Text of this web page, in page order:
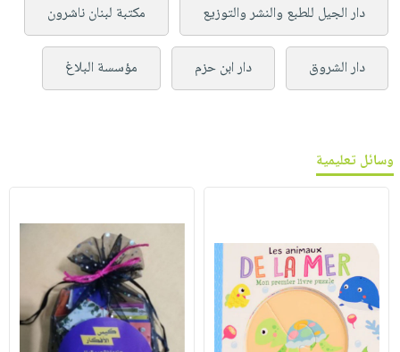
دار الجيل للطبع والنشر والتوزيع مكتبة لبنان ناشرون
دار الشروق دار ابن حزم مؤسسة البلاغ
وسائل تعليمية